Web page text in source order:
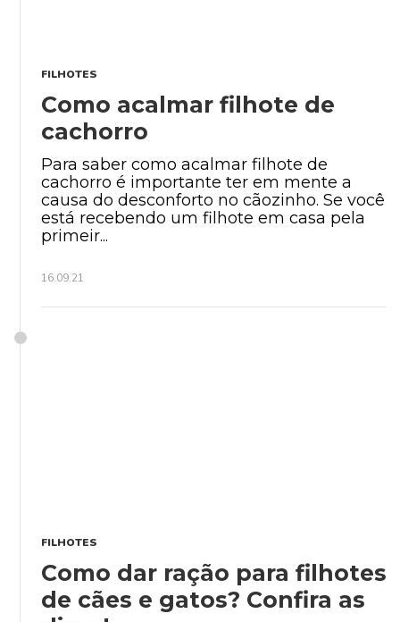
FILHOTES
Como acalmar filhote de
cachorro
Para saber como acalmar filhote de
cachorro é importante ter em mente a
causa do desconforto no cãozinho. Se você
está recebendo um filhote em casa pela
primeir...
16.09.21
FILHOTES
Como dar ração para filhotes
de cães e gatos? Confira as